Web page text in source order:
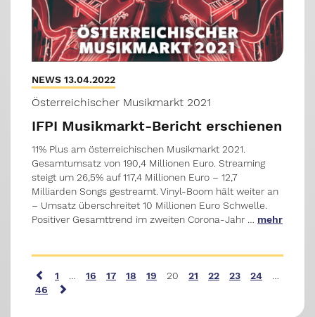
NEWS 13.04.2022
Österreichischer Musikmarkt 2021
IFPI Musikmarkt-Bericht erschienen
11% Plus am österreichischen Musikmarkt 2021.
Gesamtumsatz von 190,4 Millionen Euro. Streaming
steigt um 26,5% auf 117,4 Millionen Euro – 12,7
Milliarden Songs gestreamt. Vinyl-Boom hält weiter an
– Umsatz überschreitet 10 Millionen Euro Schwelle.
Positiver Gesamttrend im zweiten Corona-Jahr … mehr
1 … 16 17 18 19 20 21 22 23 24
…
46